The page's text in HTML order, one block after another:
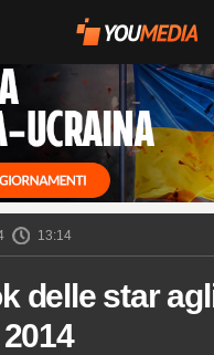
13:14
delle star